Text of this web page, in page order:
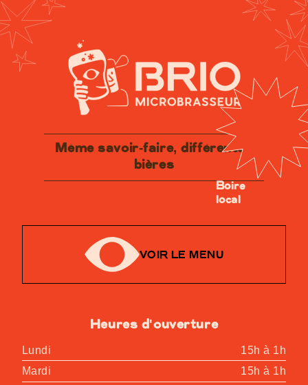
Boire
local
Même savoir-faire, différentes
bières
VOIR LE MENU
Heures d'ouverture
Lundi
15h à 1h
Mardi
15h à 1h